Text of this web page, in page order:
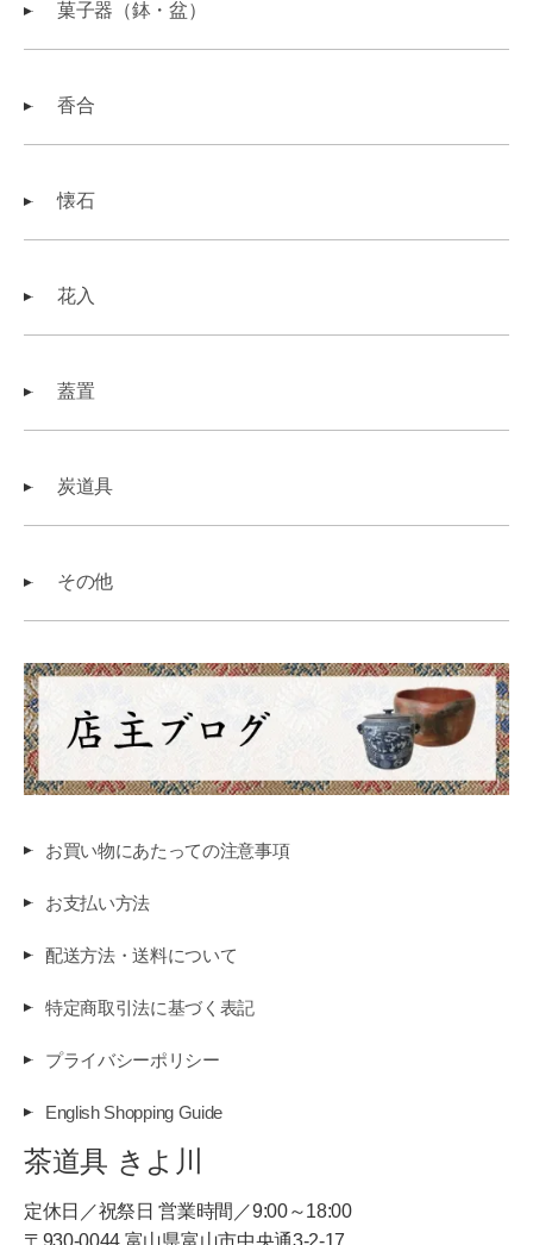
菓子器（鉢・盆）
香合
懐石
花入
蓋置
炭道具
その他
お買い物にあたっての注意事項
お支払い方法
配送方法・送料について
特定商取引法に基づく表記
プライバシーポリシー
English Shopping Guide
茶道具 きよ川
定休日／祝祭日 営業時間／9:00～18:00
〒930-0044 富山県富山市中央通3-2-17